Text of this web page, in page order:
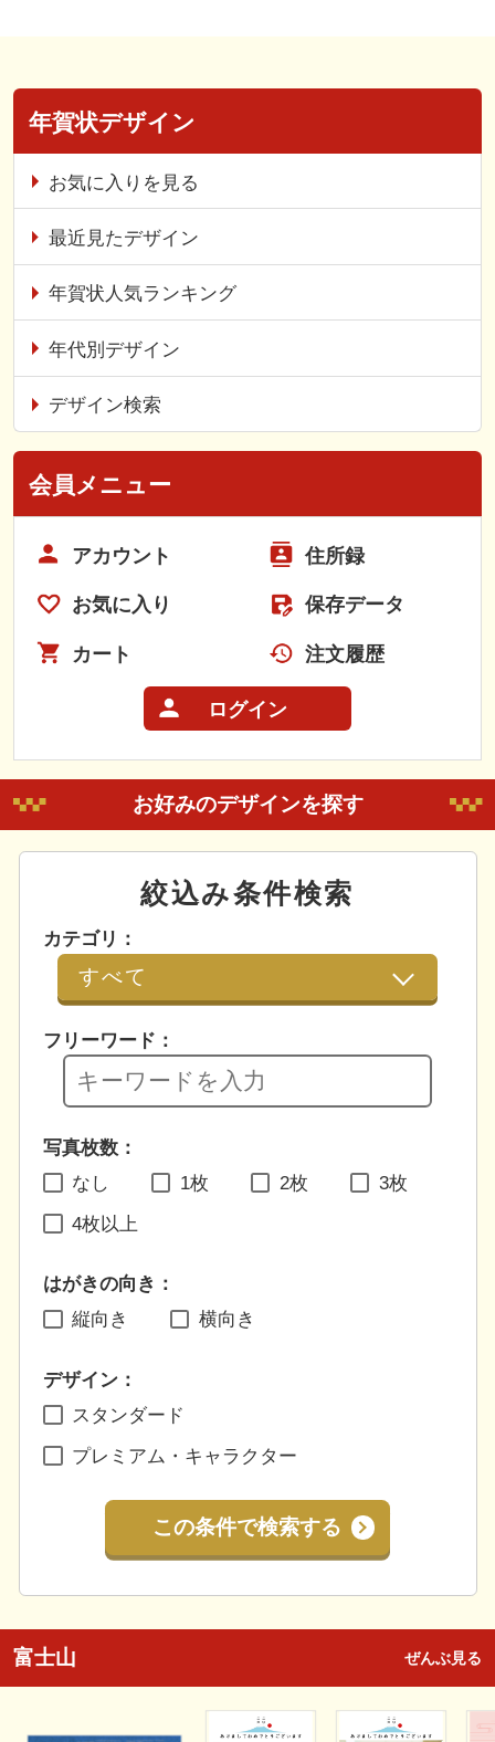
年賀状デザイン
お気に入りを見る
最近見たデザイン
年賀状人気ランキング
年代別デザイン
デザイン検索
会員メニュー
アカウント 住所録
お気に入り 保存データ
カート 注文履歴
ログイン
お好みのデザインを探す
絞込み条件検索
カテゴリ：
フリーワード：
写真枚数：
なし
1枚 2枚 3枚
4枚以上
はがきの向き：
縦向き
横向き
デザイン：
スタンダード
プレミアム・キャラクター
この条件で検索する
富士山 ぜんぶ見る